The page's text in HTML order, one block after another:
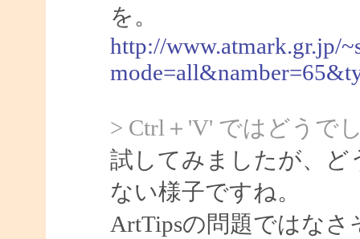
を。
http://www.atmark.gr.jp/
> Ctrl＋'V' ではどうで
試してみましたが、ど
ない様子ですね。
ArtTipsの問題ではなさ